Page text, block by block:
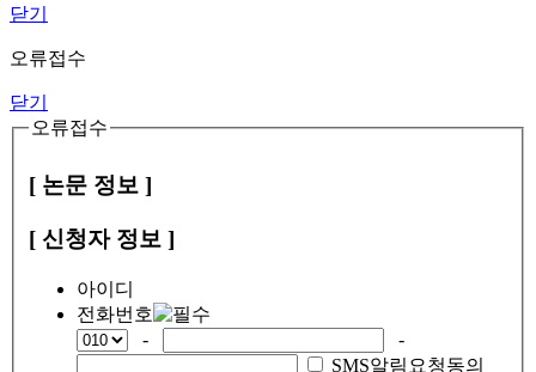
닫기
오류접수
닫기
오류접수
[ 논문 정보 ]
[ 신청자 정보 ]
아이디
전화번호
-
-
SMS알림요청동의